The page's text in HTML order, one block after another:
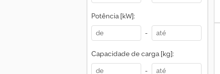
Potência [kW]:
-
Capacidade de carga [kg]:
-